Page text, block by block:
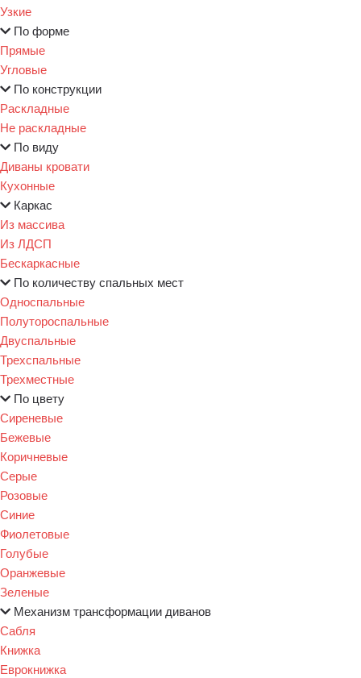
Узкие
По форме
Прямые
Угловые
По конструкции
Раскладные
Не раскладные
По виду
Диваны кровати
Кухонные
Каркас
Из массива
Из ЛДСП
Бескаркасные
По количеству спальных мест
Односпальные
Полутороспальные
Двуспальные
Трехспальные
Трехместные
По цвету
Сиреневые
Бежевые
Коричневые
Серые
Розовые
Синие
Фиолетовые
Голубые
Оранжевые
Зеленые
Механизм трансформации диванов
Сабля
Книжка
Еврокнижка